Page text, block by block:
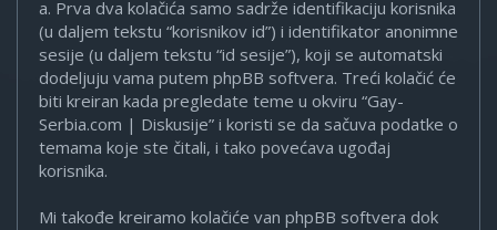
a. Prva dva kolačića samo sadrže identifikaciju korisnika
(u daljem tekstu “korisnikov id”) i identifikator anonimne
sesije (u daljem tekstu “id sesije”), koji se automatski
dodeljuju vama putem phpBB softvera. Treći kolačić će
biti kreiran kada pregledate teme u okviru “Gay-
Serbia.com | Diskusije” i koristi se da sačuva podatke o
temama koje ste čitali, i tako povećava ugođaj
korisnika.
Mi takođe kreiramo kolačiće van phpBB softvera dok